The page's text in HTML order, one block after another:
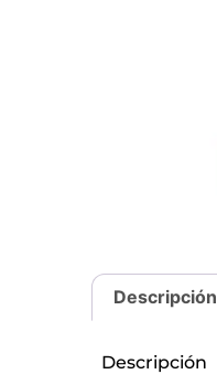
Descripción
Descripción